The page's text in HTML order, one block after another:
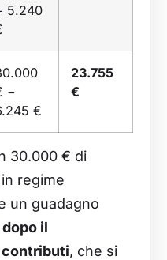
5.240
−
€
23.755
€
30.000 € di
regime
un guadagno
il
contributi, che si